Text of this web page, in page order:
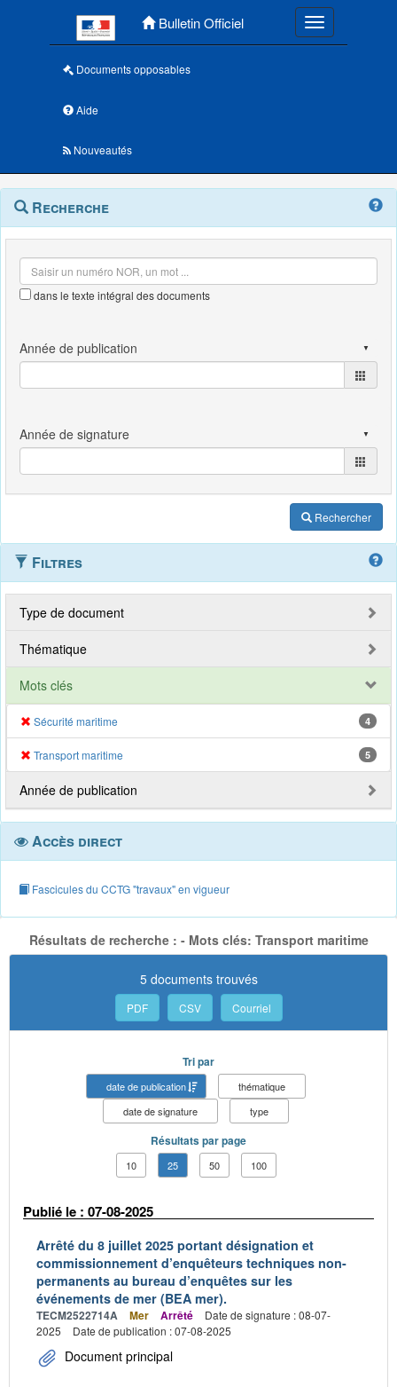
Bulletin Officiel Toggle
Documents opposables
Aide
Nouveautés
Navigation
outils
Menu
contextuel
Recherche
dans le texte intégral des documents
Rechercher
Filtres
Type de document
Thématique
Mots clés
Sécurité maritime 4
Transport maritime 5
Année de publication
Accès direct
Fascicules du CCTG "travaux" en vigueur
Résultats de recherche : - Mots clés: Transport maritime
5 documents trouvés
PDF CSV Courriel
Tri par
date de publication
thématique
date de signature
type
Résultats par page
10 25 50 100
Publié le : 07-08-2025
Arrêté du 8 juillet 2025 portant désignation et
commissionnement d’enquêteurs techniques non-
permanents au bureau d’enquêtes sur les
événements de mer (BEA mer).
TECM2522714A Mer Arrêté
Date de signature : 08-07-
2025
Date de publication : 07-08-2025
Document principal